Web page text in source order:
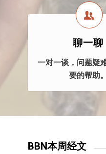
聊一聊
一对一谈，问题疑
要的帮助。
BBN本周经文